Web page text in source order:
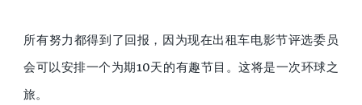
所有努力都得到了回报，因为现在出租车电影节评选委员
会可以安排一个为期10天的有趣节目。这将是一次环球之
旅。